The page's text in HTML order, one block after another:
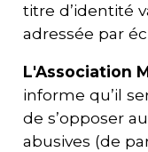
titre d’identité
adressée par
L'Association
informe qu’il
de s’opposer
abusives (de